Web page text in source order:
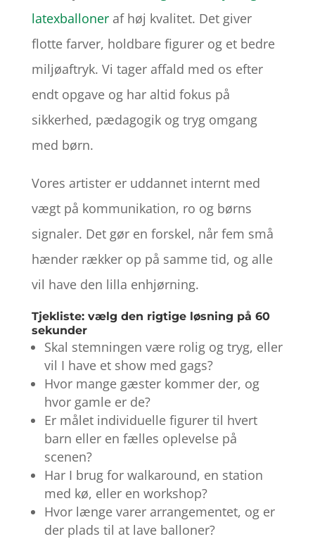
latexballoneraf høj kvalitet. Det giver
flotte farver, holdbare figurer og et bedre
miljøaftryk. Vi tager affald med os efter
endt opgave og har altid fokus på
sikkerhed, pædagogik og tryg omgang
med børn.
Vores artister er uddannet internt med
vægt på kommunikation, ro og børns
signaler. Det gør en forskel, når fem små
hænder rækker op på samme tid, og alle
vil have den lilla enhjørning.
Tjekliste: vælg den rigtige løsning på 60
sekunder
Skal stemningen være rolig og tryg, eller
vil I have et show med gags?
Hvor mange gæster kommer der, og
hvor gamle er de?
Er målet individuelle figurer til hvert
barn eller en fælles oplevelse på
scenen?
Har I brug for walkaround, en station
med kø, eller en workshop?
Hvor længe varer arrangementet, og er
der plads til at lave balloner?